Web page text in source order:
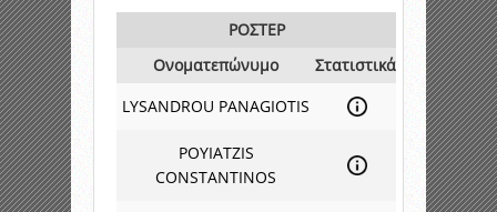
ΡΟΣΤΕΡ
Ονοματεπώνυμο
Στατιστικά
LYSANDROU PANAGIOTIS
POYIATZIS
CONSTANTINOS